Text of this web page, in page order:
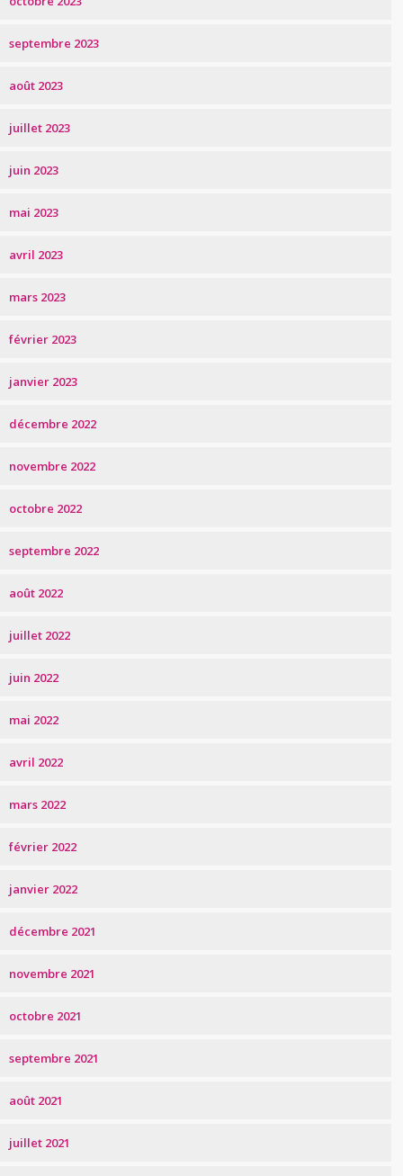
septembre 2023
août 2023
juillet 2023
juin 2023
mai 2023
avril 2023
mars 2023
février 2023
janvier 2023
décembre 2022
novembre 2022
octobre 2022
septembre 2022
août 2022
juillet 2022
juin 2022
mai 2022
avril 2022
mars 2022
février 2022
janvier 2022
décembre 2021
novembre 2021
octobre 2021
septembre 2021
août 2021
juillet 2021